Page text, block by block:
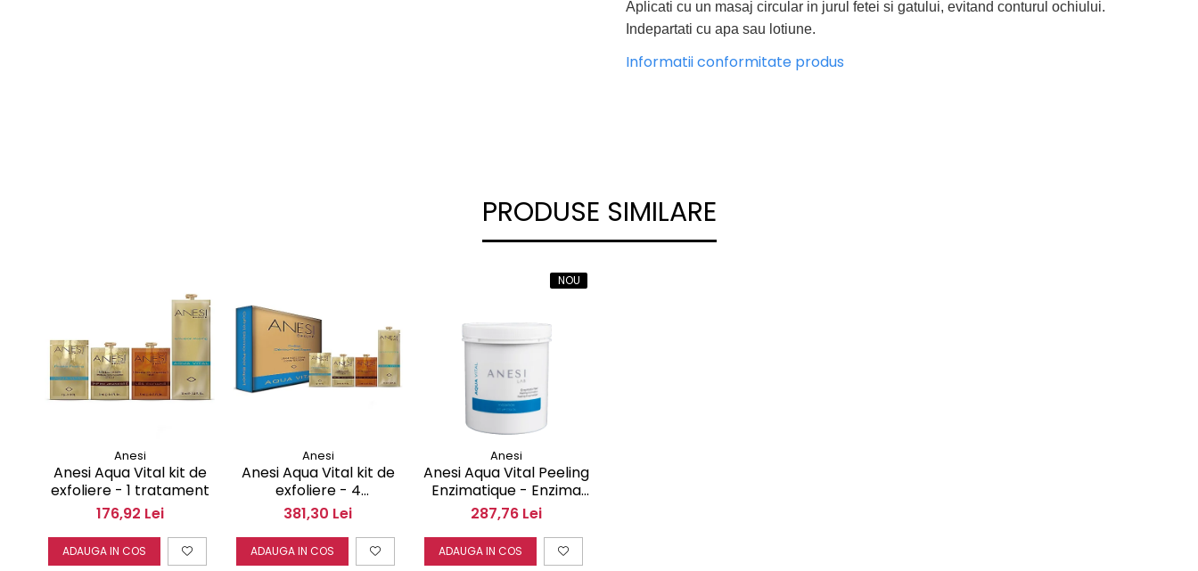
Aplicati cu un masaj circular in jurul fetei si gatului, evitand conturul ochiului.
Indepartati cu apa sau lotiune.
Informatii conformitate produs
PRODUSE SIMILARE
Anesi
Anesi Aqua Vital kit de
exfoliere - 1 tratament
176,92 Lei
ADAUGA IN COS
Anesi
Anesi Aqua Vital kit de
exfoliere - 4
tratamente
381,30 Lei
ADAUGA IN COS
NOU
Anesi
Anesi Aqua Vital Peeling
Enzimatique - Enzima
exfolianta 500 ml
287,76 Lei
ADAUGA IN COS